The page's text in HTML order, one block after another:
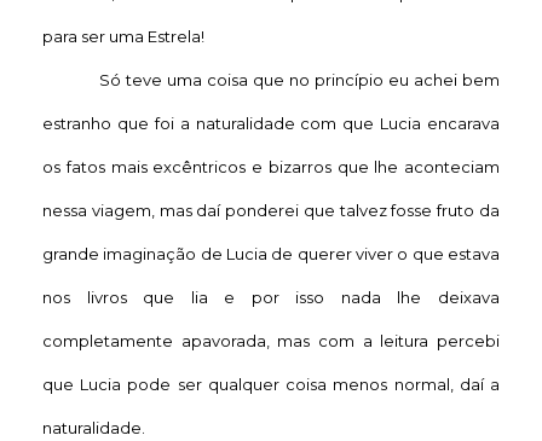
para ser uma Estrela!
Só teve uma coisa que no princípio eu achei bem
estranho que foi a naturalidade com que Lucia encarava
os fatos mais excêntricos e bizarros que lhe aconteciam
nessa viagem, mas daí ponderei que talvez fosse fruto da
grande imaginação de Lucia de querer viver o que estava
nos livros que lia e por isso nada lhe deixava
completamente apavorada, mas com a leitura percebi
que Lucia pode ser qualquer coisa menos normal, daí a
naturalidade.